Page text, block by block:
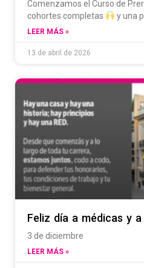
Comenzamos el Curso de
cohortes completas
y una
LEER MÁS »
13 de abril de 2026
Feliz día a médicas y
3 de diciembre
LEER MÁS »